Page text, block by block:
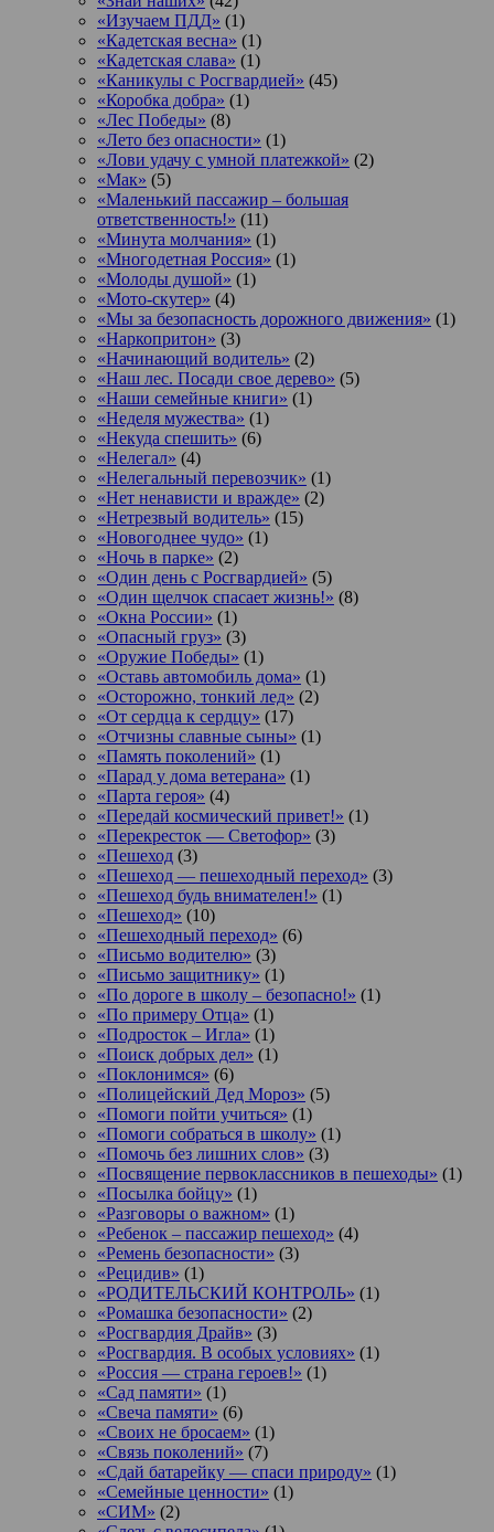
«Изучаем ПДД» (1)
«Кадетская весна» (1)
«Кадетская слава» (1)
«Каникулы с Росгвардией» (45)
«Коробка добра» (1)
«Лес Победы» (8)
«Лето без опасности» (1)
«Лови удачу с умной платежкой» (2)
«Мак» (5)
«Маленький пассажир – большая
ответственность!» (11)
«Минута молчания» (1)
«Многодетная Россия» (1)
«Молоды душой» (1)
«Мото-скутер» (4)
«Мы за безопасность дорожного движения» (1)
«Наркопритон» (3)
«Начинающий водитель» (2)
«Наш лес. Посади свое дерево» (5)
«Наши семейные книги» (1)
«Неделя мужества» (1)
«Некуда спешить» (6)
«Нелегал» (4)
«Нелегальный перевозчик» (1)
«Нет ненависти и вражде» (2)
«Нетрезвый водитель» (15)
«Новогоднее чудо» (1)
«Ночь в парке» (2)
«Один день с Росгвардией» (5)
«Один щелчок спасает жизнь!» (8)
«Окна России» (1)
«Опасный груз» (3)
«Оружие Победы» (1)
«Оставь автомобиль дома» (1)
«Осторожно, тонкий лед» (2)
«От сердца к сердцу» (17)
«Отчизны славные сыны» (1)
«Память поколений» (1)
«Парад у дома ветерана» (1)
«Парта героя» (4)
«Передай космический привет!» (1)
«Перекресток — Светофор» (3)
«Пешеход (3)
«Пешеход — пешеходный переход» (3)
«Пешеход будь внимателен!» (1)
«Пешеход» (10)
«Пешеходный переход» (6)
«Письмо водителю» (3)
«Письмо защитнику» (1)
«По дороге в школу – безопасно!» (1)
«По примеру Отца» (1)
«Подросток ‒ Игла» (1)
«Поиск добрых дел» (1)
«Поклонимся» (6)
«Полицейский Дед Мороз» (5)
«Помоги пойти учиться» (1)
«Помоги собраться в школу» (1)
«Помочь без лишних слов» (3)
«Посвящение первоклассников в пешеходы» (1)
«Посылка бойцу» (1)
«Разговоры о важном» (1)
«Ребенок – пассажир пешеход» (4)
«Ремень безопасности» (3)
«Рецидив» (1)
«РОДИТЕЛЬСКИЙ КОНТРОЛЬ» (1)
«Ромашка безопасности» (2)
«Росгвардия Драйв» (3)
«Росгвардия. В особых условиях» (1)
«Россия — страна героев!» (1)
«Сад памяти» (1)
«Свеча памяти» (6)
«Своих не бросаем» (1)
«Связь поколений» (7)
«Сдай батарейку — спаси природу» (1)
«Семейные ценности» (1)
«СИМ» (2)